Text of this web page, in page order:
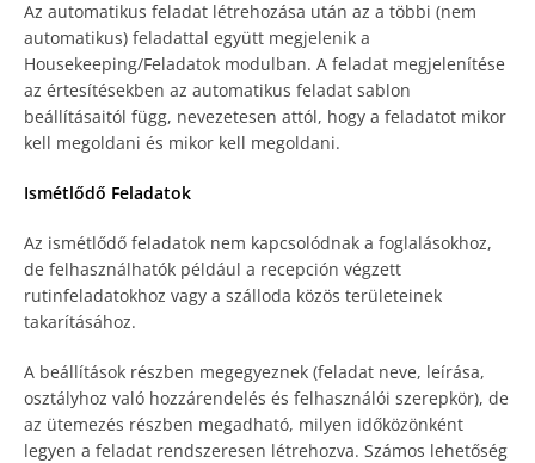
Az automatikus feladat létrehozása után az a többi (nem
automatikus) feladattal együtt megjelenik a
Housekeeping/Feladatok modulban. A feladat megjelenítése
az értesítésekben az automatikus feladat sablon
beállításaitól függ, nevezetesen attól, hogy a feladatot mikor
kell megoldani és mikor kell megoldani.
Ismétlődő Feladatok
Az ismétlődő feladatok nem kapcsolódnak a foglalásokhoz,
de felhasználhatók például a recepción végzett
rutinfeladatokhoz vagy a szálloda közös területeinek
takarításához.
A beállítások részben megegyeznek (feladat neve, leírása,
osztályhoz való hozzárendelés és felhasználói szerepkör), de
az ütemezés részben megadható, milyen időközönként
legyen a feladat rendszeresen létrehozva. Számos lehetőség